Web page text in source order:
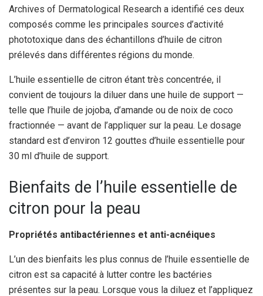
Archives of Dermatological Research a identifié ces deux
composés comme les principales sources d’activité
phototoxique dans des échantillons d’huile de citron
prélevés dans différentes régions du monde.
L’huile essentielle de citron étant très concentrée, il
convient de toujours la diluer dans une huile de support —
telle que l’huile de jojoba, d’amande ou de noix de coco
fractionnée — avant de l’appliquer sur la peau. Le dosage
standard est d’environ 12 gouttes d’huile essentielle pour
30 ml d’huile de support.
Bienfaits de l’huile essentielle de
citron pour la peau
Propriétés antibactériennes et anti-acnéiques
L’un des bienfaits les plus connus de l’huile essentielle de
citron est sa capacité à lutter contre les bactéries
présentes sur la peau. Lorsque vous la diluez et l’appliquez